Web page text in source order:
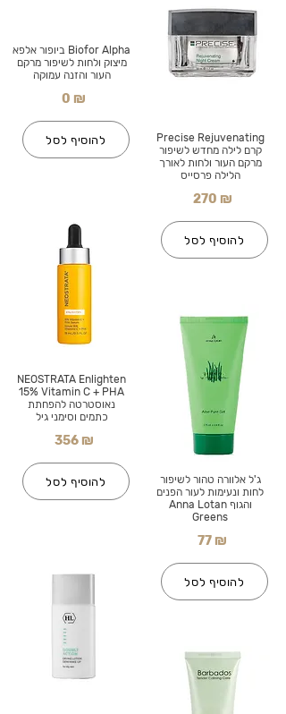
Biofor Alpha ביופור אלפא
מיצוק ולחות לשיפור מרקם
העור והזנה עמוקה
0 ₪
להוסיף לסל
NEOSTRATA Enlighten
15% Vitamin C + PHA
נאוסטרטה להפחתת
כתמים וסימני גיל
356 ₪
להוסיף לסל
Precise Rejuvenating
קרם לילה מחדש לשיפור
מרקם העור ולחות לאורך
הלילה פרסייס
270 ₪
להוסיף לסל
ג'ל אלוורה טהור לשיפור
לחות ונעימות לעור הפנים
והגוף Anna Lotan
Greens
77 ₪
להוסיף לסל